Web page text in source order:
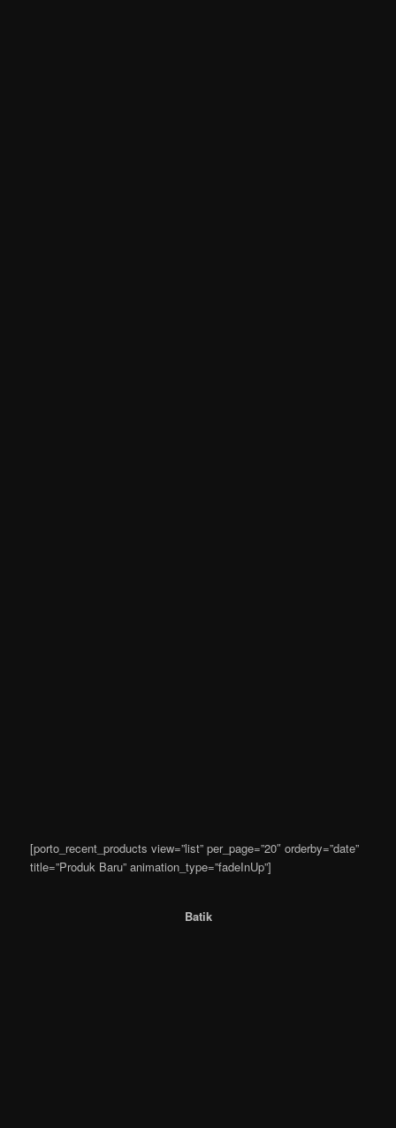
[porto_recent_products view=”list” per_page=”20″ orderby=”date”
title=”Produk Baru” animation_type=”fadeInUp”]
Batik